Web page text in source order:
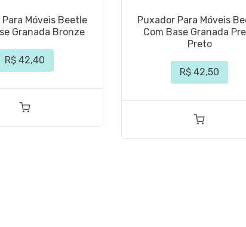
Móveis Beetle
Granada Bronze
R$ 42,40
Puxador Para Móveis
Com Base Granada
Preto
R$ 42,50